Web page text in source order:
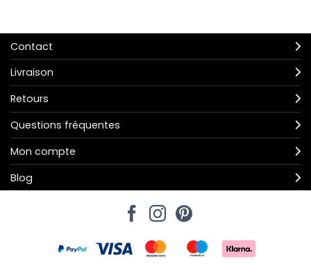
Contact
Livraison
Retours
Questions fréquentes
Mon compte
Blog